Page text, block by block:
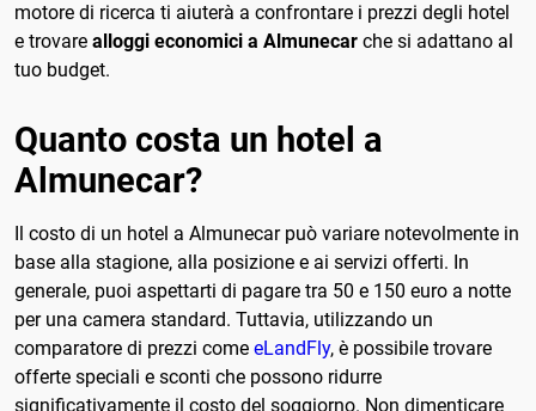
motore di ricerca ti aiuterà a confrontare i prezzi degli hotel
e trovare alloggi economici a Almunecar che si adattano al
tuo budget.
Quanto costa un hotel a
Almunecar?
Il costo di un hotel a Almunecar può variare notevolmente in
base alla stagione, alla posizione e ai servizi offerti. In
generale, puoi aspettarti di pagare tra 50 e 150 euro a notte
per una camera standard. Tuttavia, utilizzando un
comparatore di prezzi come eLandFly, è possibile trovare
offerte speciali e sconti che possono ridurre
significativamente il costo del soggiorno. Non dimenticare